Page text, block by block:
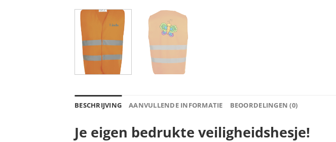
BESCHRIJVING AANVULLENDE INFORMATIE BEOORDELINGEN (0)
Je eigen bedrukte veiligheidshesje!